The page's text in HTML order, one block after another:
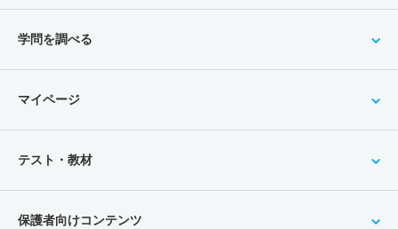
学問を調べる
マイページ
テスト・教材
保護者向けコンテンツ